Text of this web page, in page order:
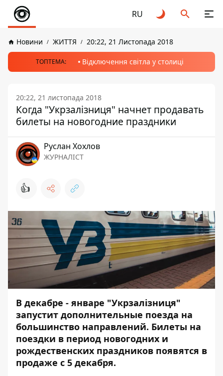
RU
Новини ЖИТТЯ 20:22, 21 Листопада 2018
ТОПТЕМА: Відключення світла у столиці
20:22, 21 листопада 2018
Когда "Укрзалізниця" начнет продавать
билеты на новогодние праздники
Руслан Хохлов
ЖУРНАЛІСТ
👍
В декабре - январе "Укрзалізниця"
запустит дополнительные поезда на
большинство направлений. Билеты на
поездки в период новогодних и
рождественских праздников появятся в
продаже с 5 декабря.